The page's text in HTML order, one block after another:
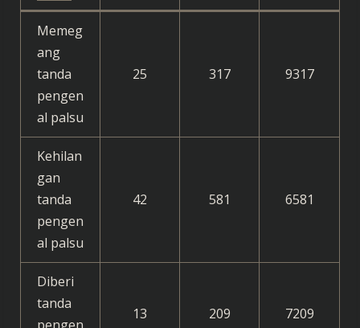
Memeg
ang
tanda
pengen
al palsu
25 317 9317
Kehilan
gan
tanda
pengen
al palsu
42 581 6581
Diberi
tanda
13 209 7209